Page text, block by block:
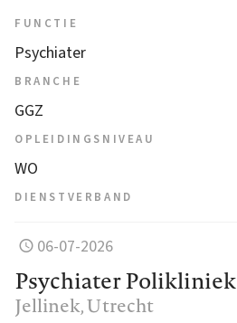
FUNCTIE
Psychiater
BRANCHE
GGZ
OPLEIDINGSNIVEAU
WO
DIENSTVERBAND
06-07-2026
Psychiater Polikliniek
Jellinek, Utrecht